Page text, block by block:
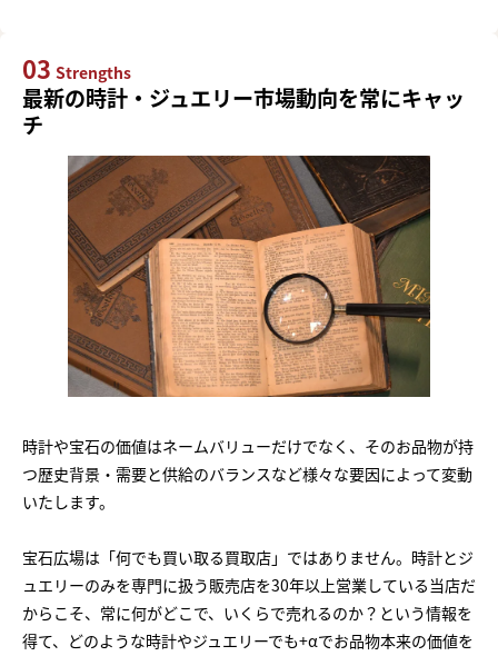
03 Strengths
最新の時計・ジュエリー市場動向を常にキャッ
チ
時計や宝石の価値はネームバリューだけでなく、そのお品物が持
つ歴史背景・需要と供給のバランスなど様々な要因によって変動
いたします。
宝石広場は「何でも買い取る買取店」ではありません。時計とジ
ュエリーのみを専門に扱う販売店を30年以上営業している当店だ
からこそ、常に何がどこで、いくらで売れるのか？という情報を
得て、どのような時計やジュエリーでも+αでお品物本来の価値を